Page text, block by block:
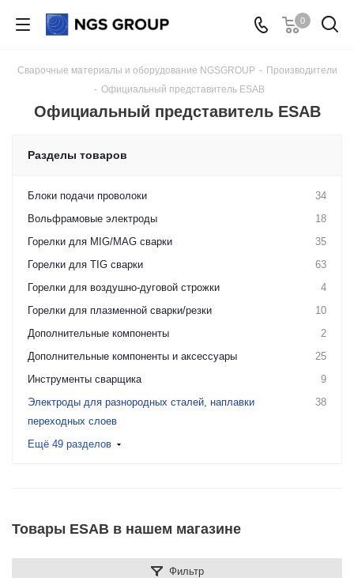
0
Сварочные материалы и оборудование NGSGROUP - Производители
- Официальный представитель ESAB
Официальный представитель ESAB
Разделы товаров
Блоки подачи проволоки
34
Вольфрамовые электроды
18
Горелки для MIG/MAG сварки
35
Горелки для TIG сварки
63
Горелки для воздушно-дуговой строжки
4
Горелки для плазменной сварки/резки
10
Дополнительные компоненты
2
Дополнительные компоненты и аксессуары
25
Инструменты сварщика
9
Электроды для разнородных сталей, наплавки
переходных слоев
38
Ещё 49 разделов
Товары ESAB в нашем магазине
Фильтр